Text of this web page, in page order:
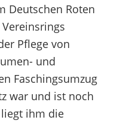
Deutschen Roten
Pflege von
und
Faschingsumzug
war und ist noch
ihm die